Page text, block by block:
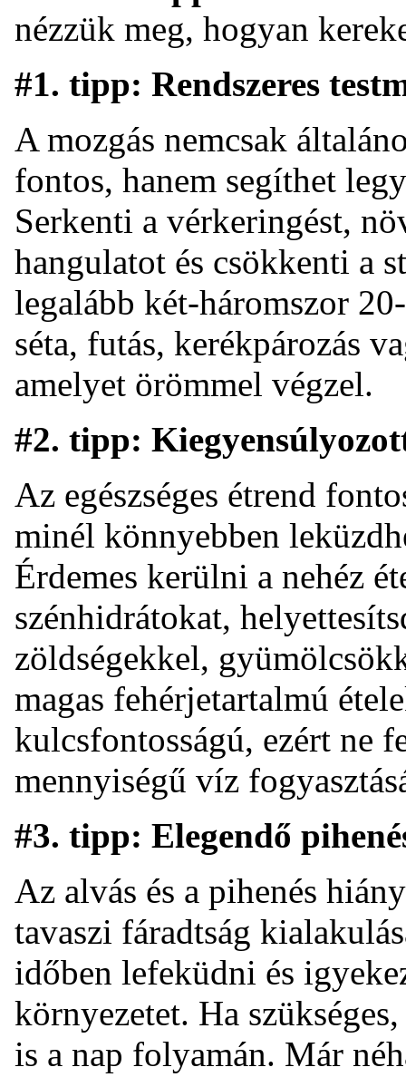
nézzük meg, hogyan
#1. tipp: Rendszeres
A mozgás nemcsak
fontos, hanem segíthet
Serkenti a vérkeringést,
hangulatot és csökkenti a
legalább két-háromszor
séta, futás, kerékpározás
amelyet örömmel végzel.
#2. tipp:
Az egészséges étrend
minél könnyebben
Érdemes kerülni a nehéz
szénhidrátokat,
zöldségekkel,
magas fehérjetartalmú
kulcsfontosságú, ezért ne
mennyiségű víz
#3. tipp: Elegendő
Az alvás és a pihenés
tavaszi fáradtság
időben lefeküdni és
környezetet. Ha
is a nap folyamán. Már